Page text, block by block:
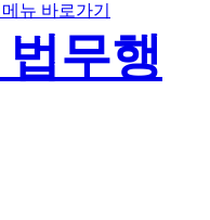
뉴 바로가기